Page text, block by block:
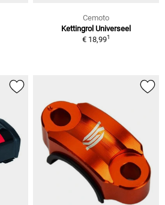
Cemoto
Kettingrol Universeel
€ 18,991